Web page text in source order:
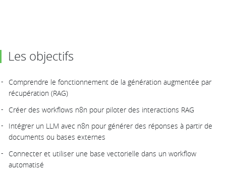
Les objectifs
Comprendre le fonctionnement de la génération augmentée par
récupération (RAG)
Créer des workflows n8n pour piloter des interactions RAG
Intégrer un LLM avec n8n pour générer des réponses à partir de
documents ou bases externes
Connecter et utiliser une base vectorielle dans un workflow
automatisé